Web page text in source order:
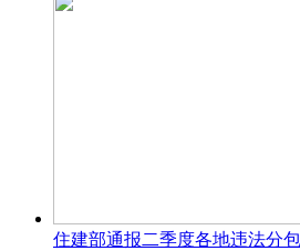
住建部通报二季度各地违法分